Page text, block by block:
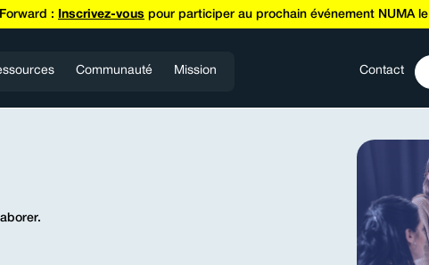
: Inscrivez-vous pour participer au prochain événement NUMA
Communauté Mission Contact